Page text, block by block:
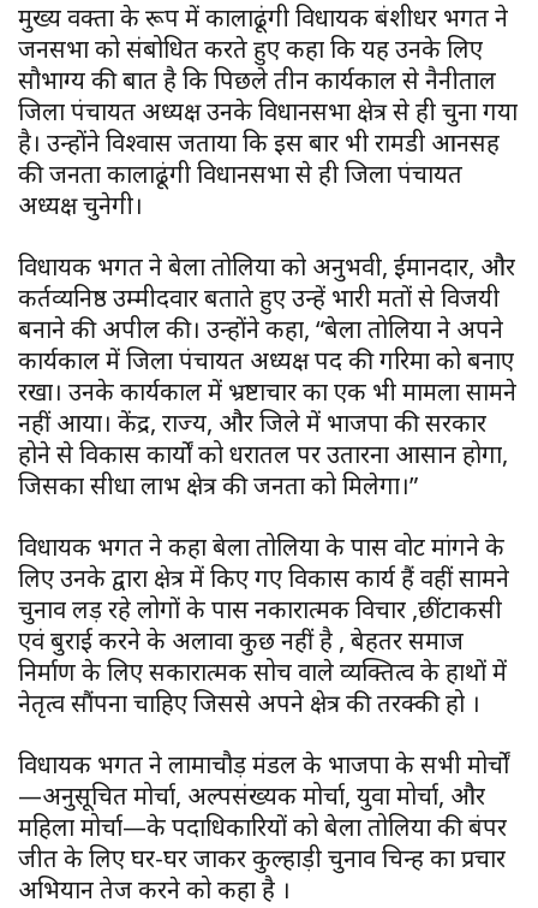
मुख्य वक्ता के रूप में कालाढूंगी विधायक बंशीधर भगत ने
जनसभा को संबोधित करते हुए कहा कि यह उनके लिए
सौभाग्य की बात है कि पिछले तीन कार्यकाल से नैनीताल
जिला पंचायत अध्यक्ष उनके विधानसभा क्षेत्र से ही चुना गया
है। उन्होंने विश्वास जताया कि इस बार भी रामडी आनसिंह
की जनता कालाढूंगी विधानसभा से ही जिला पंचायत
अध्यक्ष चुनेगी।
विधायक भगत ने बेला तोलिया को अनुभवी, ईमानदार, और
कर्तव्यनिष्ठ उम्मीदवार बताते हुए उन्हें भारी मतों से विजयी
बनाने की अपील की। उन्होंने कहा, “बेला तोलिया ने अपने
कार्यकाल में जिला पंचायत अध्यक्ष पद की गरिमा को बनाए
रखा। उनके कार्यकाल में भ्रष्टाचार का एक भी मामला सामने
नहीं आया। केंद्र, राज्य, और जिले में भाजपा की सरकार
होने से विकास कार्यों को धरातल पर उतारना आसान होगा,
जिसका सीधा लाभ क्षेत्र की जनता को मिलेगा।”
विधायक भगत ने कहा बेला तोलिया के पास वोट मांगने के
लिए उनके द्वारा क्षेत्र में किए गए विकास कार्य हैं वहीं सामने
चुनाव लड़ रहे लोगों के पास नकारात्मक विचार ,छींटाकसी
एवं बुराई करने के अलावा कुछ नहीं है , बेहतर समाज
निर्माण के लिए सकारात्मक सोच वाले व्यक्तित्व के हाथों में
नेतृत्व सौंपना चाहिए जिससे अपने क्षेत्र की तरक्की हो ।
विधायक भगत ने लामाचौड़ मंडल के भाजपा के सभी मोर्चों
—अनुसूचित मोर्चा, अल्पसंख्यक मोर्चा, युवा मोर्चा, और
महिला मोर्चा—के पदाधिकारियों को बेला तोलिया की बंपर
जीत के लिए घर-घर जाकर कुल्हाड़ी चुनाव चिन्ह का प्रचार
अभियान तेज करने को कहा है ।